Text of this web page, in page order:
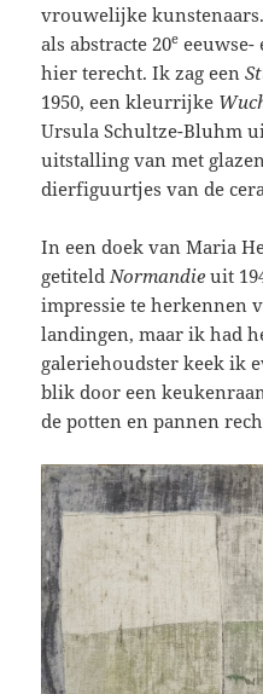
vrouwelijke
als abstracte 20e
hier terecht. Ik zag een
1950, een kleurrijke
Ursula Schultze-Bluhm
uitstalling van met
dierfiguurtjes van de
In een doek van Maria
getiteld Normandie uit
impressie te herkennen
landingen, maar ik had
galeriehoudster keek ik
blik door een
de potten en pannen